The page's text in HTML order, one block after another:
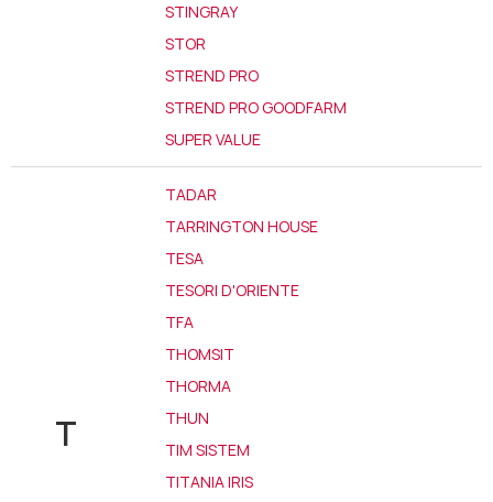
STINGRAY
STOR
STREND PRO
STREND PRO GOODFARM
SUPER VALUE
T
TADAR
TARRINGTON HOUSE
TESA
TESORI D'ORIENTE
TFA
THOMSIT
THORMA
THUN
TIM SISTEM
TITANIA IRIS